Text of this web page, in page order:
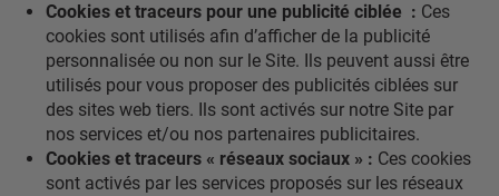
Cookies et traceurs pour une publicité ciblée : Ces
cookies sont utilisés afin d’afficher de la publicité
personnalisée ou non sur le Site. Ils peuvent aussi être
utilisés pour vous proposer des publicités ciblées sur
des sites web tiers. Ils sont activés sur notre Site par
nos services et/ou nos partenaires publicitaires.
Cookies et traceurs « réseaux sociaux » : Ces cookies
sont activés par les services proposés sur les réseaux